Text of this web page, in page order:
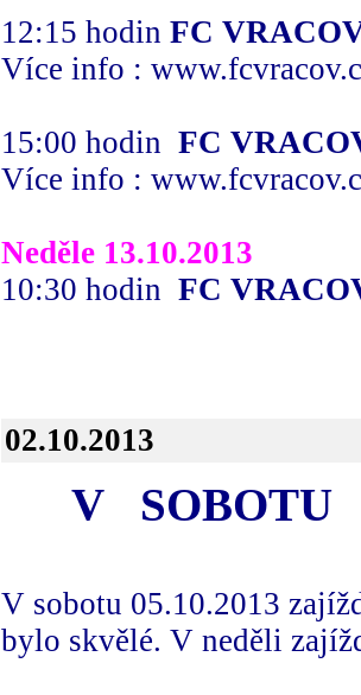
12:15 hodin FC
Více info :
15:00 hodin FC
Více info :
Neděle 13.10.2013
10:30 hodin FC
02.10.2013
V
V sobotu 05.10.2013
bylo skvělé. V neděli